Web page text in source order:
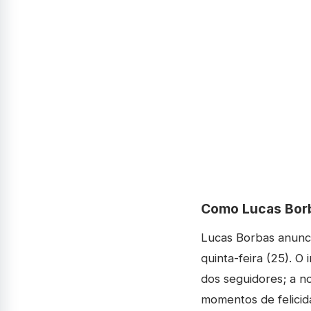
Como Lucas
Lucas Borbas
quinta-feira (25). O
dos seguidores; a
momentos de